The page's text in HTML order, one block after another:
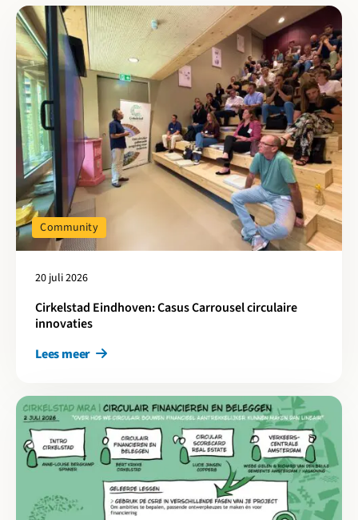
20 juli 2026
Cirkelstad Eindhoven: Casus Carrousel circulaire
innovaties
Community
Lees meer
Lees meer over Cirkelstad Eindhoven: Casus Carrousel
Lees meer over Meten is scoren: Circulair financieren en